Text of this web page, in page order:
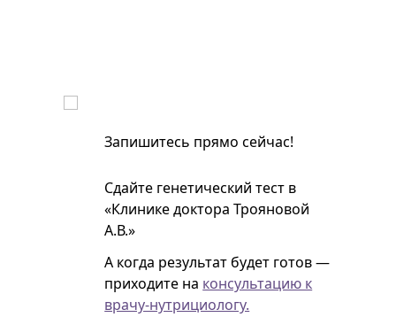
Запишитесь прямо сейчас!
Сдайте генетический тест в
«Клинике доктора Трояновой
А.В.»
А когда результат будет готов —
приходите на консультацию к
врачу-нутрициологу.